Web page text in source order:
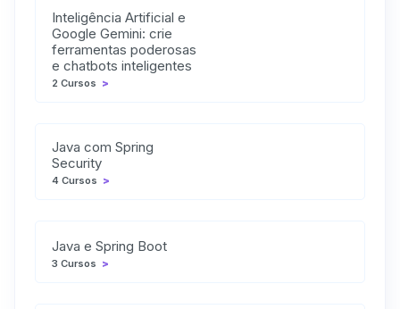
Inteligência Artificial e
Google Gemini: crie
ferramentas poderosas
e chatbots inteligentes
2 Cursos >
Java com Spring
Security
4 Cursos >
Java e Spring Boot
3 Cursos >